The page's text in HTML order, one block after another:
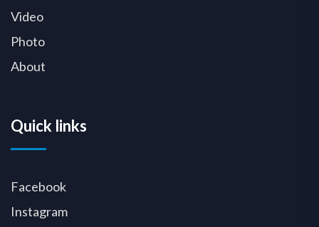
Video
Photo
About
Quick links
Facebook
Instagram